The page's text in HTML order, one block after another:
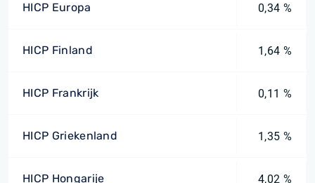
HICP Europa 0,34 %
HICP Finland 1,64 %
HICP Frankrijk 0,11 %
HICP Griekenland 1,35 %
HICP Hongarije 4,02 %